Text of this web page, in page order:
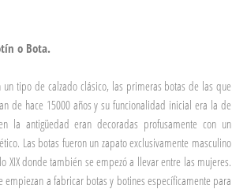
o Bota.
un tipo de calzado clásico, las primeras botas de las que
de hace 15000 años y su funcionalidad inicial era la de
la antigüedad eran decoradas profusamente con un
Las botas fueron un zapato exclusivamente masculino
XIX donde también se empezó a llevar entre las mujeres.
empiezan a fabricar botas y botines específicamente para